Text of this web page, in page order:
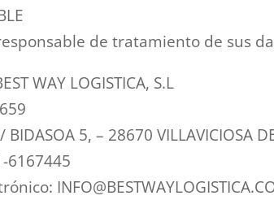
de tratamiento de sus
WAY LOGISTICA, S.L
5, – 28670 VILLAVICIOSA
6167445